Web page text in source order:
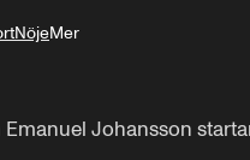
NöjeMer
Johansson